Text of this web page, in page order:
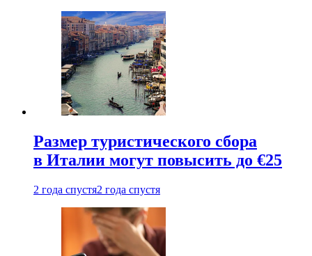
Размер туристического сбора
в Италии могут повысить до €25
2 года спустя2 года спустя